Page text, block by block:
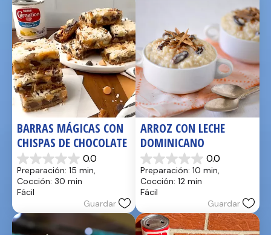
BARRAS MÁGICAS CON
CHISPAS DE CHOCOLATE
0.0
0.0
de
5
estrellas.
Preparación: 15 min,
Cocción: 30 min
Fácil
Guardar
ARROZ CON LECHE
DOMINICANO
0.0
0.0
de
5
estrellas.
Preparación: 10 min,
Cocción: 12 min
Fácil
Guardar